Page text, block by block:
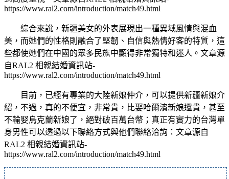
https://www.ral2.com/introduction/match49.html
綜合來說，新疆美女的外表展現出一種異域風情與混血
美，而她們的性格則融合了堅韌、自信與熱情好客的特質，這
些都使她們在中國的眾多民族中顯得非常獨特和迷人。 文章源
自RAL2 相親結婚資訊站-
https://www.ral2.com/introduction/match49.html
目前，已經有專業的大陸新娘仲介，可以提供新疆新娘介
紹，不過，真的不便宜，非常貴，比娶哈爾濱新娘還貴，甚至
不輸娶烏克蘭新娘了，絕對破百萬台幣；真正有實力的台灣單
身男性可以透過以下聯絡方式與他們聯絡洽詢： 文章源自
RAL2 相親結婚資訊站-
https://www.ral2.com/introduction/match49.html